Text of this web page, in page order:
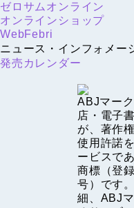
ゼロサムオンライン
オンラインショップ
WebFebri
ニュース・インフォメー
発売カレンダー
ABJマー
店・電子
が、著作
使用許諾
ービスで
商標（登
号）です
細、ABJ